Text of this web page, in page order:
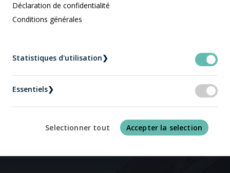
Droit des affaires | Conflits
actionnaires
Accueil
Déclaration de confidentialité
Conditions générales
Statistiques d'utilisation❯
Essentiels❯
Selectionner tout Accepter la selection